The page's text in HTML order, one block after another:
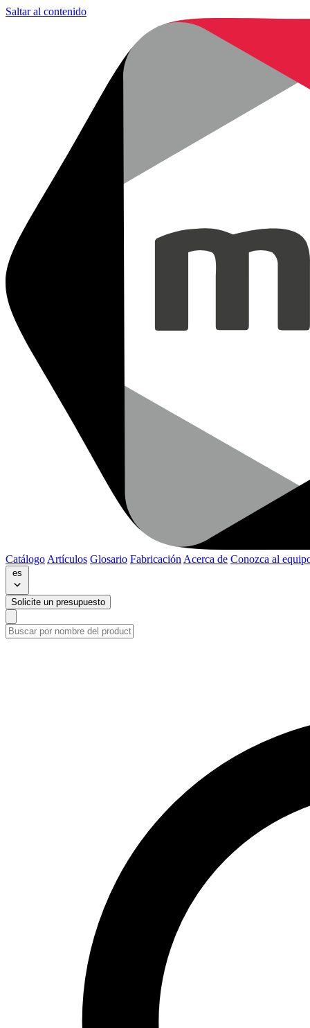
Saltar al contenido
Catálogo Artículos Glosario Fabricación Acerca de Conozca al
es
Solicite un presupuesto